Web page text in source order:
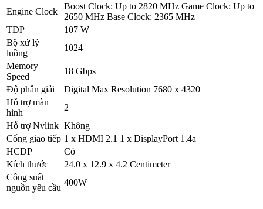
Engine Clock
Boost Clock: Up to 2820 MHz Game Clock: Up to
2650 MHz Base Clock: 2365 MHz
TDP
107 W
Bộ xử lý
luồng
1024
Memory
Speed
18 Gbps
Độ phân giải
Digital Max Resolution 7680 x 4320
Hỗ trợ màn
hình
2
Hỗ trợ Nvlink Không
Cổng giao tiếp 1 x HDMI 2.1 1 x DisplayPort 1.4a
HCDP
Có
Kích thước
24.0 x 12.9 x 4.2 Centimeter
Công suất
nguồn yêu cầu
400W